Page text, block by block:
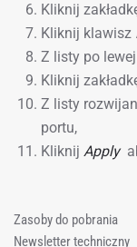
Zasoby do pobrania
Newsletter techniczny
Kliknij
Kliknij klawisz
Z listy po
Kliknij
Z listy
portu,
Kliknij Apply